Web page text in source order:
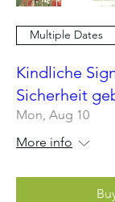
Multiple Dates
Kindliche
Sicherheit
Mon, Aug 10
More info